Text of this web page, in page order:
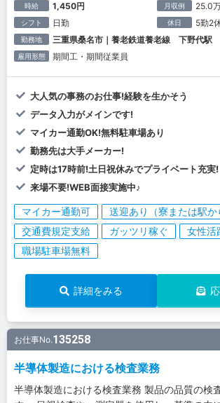
時給 1,450円 月収例 25.0
シフト 日勤 休日 5勤2
勤務地 三重県桑名市｜養老鉄道養老線 下野代駅
雇用形態 期間工・期間従業員
大人気の事務のお仕事!経験を生かそう
データ入力がメインです!
マイカー通勤OK!無料駐車場あり
勤務先は大手メーカー!
定時は17時前!土日祝休みでプライベート充実!
来場不要!WEB面接実施中♪
マイカー通勤可
送迎あり（寮または駅か
交通費規定支給
ガッツリ稼ぐ
女性活
職場駐車場無料
詳細をみる
お仕事No.135258
半導体製造における検査業務
半導体製造における検査業務 製品の品質の検